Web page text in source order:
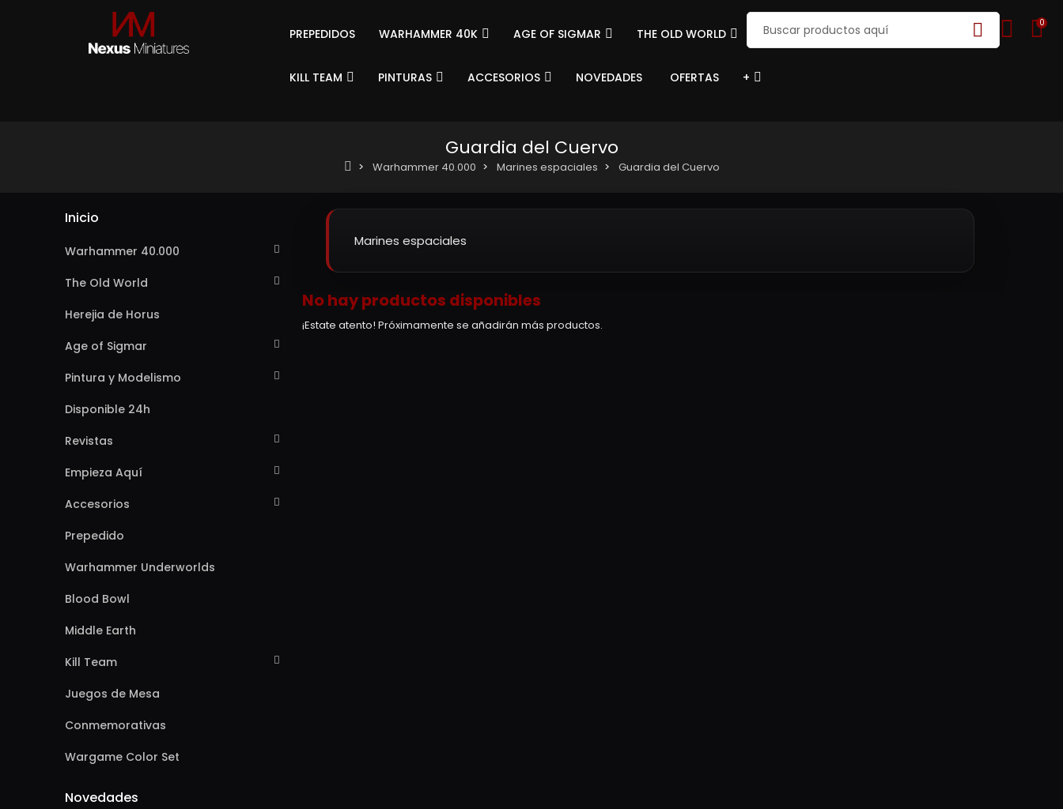
PREPEDIDOS WARHAMMER 40K AGE OF SIGMAR THE OLD WORLD
KILL TEAM PINTURAS ACCESORIOS NOVEDADES OFERTAS +
0
Guardia del Cuervo
Warhammer 40.000 Marines espaciales Guardia del Cuervo
Inicio
Warhammer 40.000
The Old World
Herejia de Horus
Age of Sigmar
Pintura y Modelismo
Disponible 24h
Revistas
Empieza Aquí
Accesorios
Prepedido
Warhammer Underworlds
Blood Bowl
Middle Earth
Kill Team
Juegos de Mesa
Conmemorativas
Wargame Color Set
Novedades
Marines espaciales
No hay productos disponibles
¡Estate atento! Próximamente se añadirán más productos.